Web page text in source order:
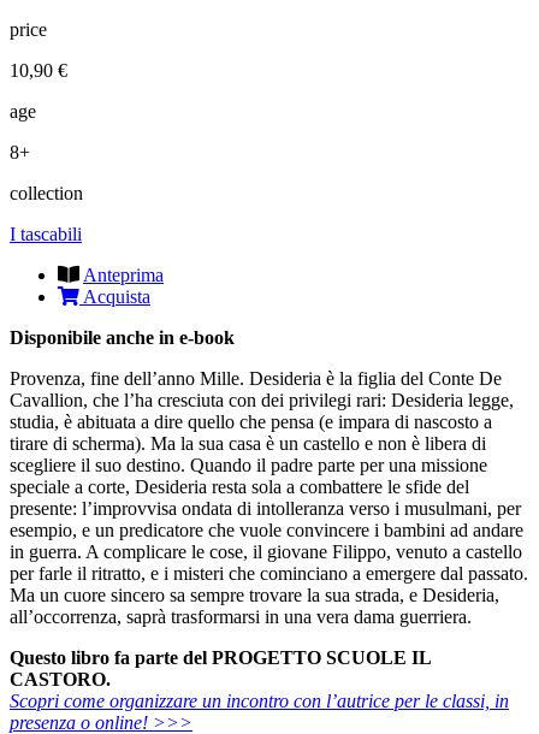
price
10,90 €
age
8+
collection
I tascabili
Anteprima
Acquista
Disponibile anche in e-book
Provenza, fine dell’anno Mille. Desideria è la figlia del Conte De
Cavallion, che l’ha cresciuta con dei privilegi rari: Desideria legge,
studia, è abituata a dire quello che pensa (e impara di nascosto a
tirare di scherma). Ma la sua casa è un castello e non è libera di
scegliere il suo destino. Quando il padre parte per una missione
speciale a corte, Desideria resta sola a combattere le sfide del
presente: l’improvvisa ondata di intolleranza verso i musulmani, per
esempio, e un predicatore che vuole convincere i bambini ad andare
in guerra. A complicare le cose, il giovane Filippo, venuto a castello
per farle il ritratto, e i misteri che cominciano a emergere dal passato.
Ma un cuore sincero sa sempre trovare la sua strada, e Desideria,
all’occorrenza, saprà trasformarsi in una vera dama guerriera.
Questo libro fa parte del PROGETTO SCUOLE IL
CASTORO.
Scopri come organizzare un incontro con l’autrice per le classi, in
presenza o online! >>>